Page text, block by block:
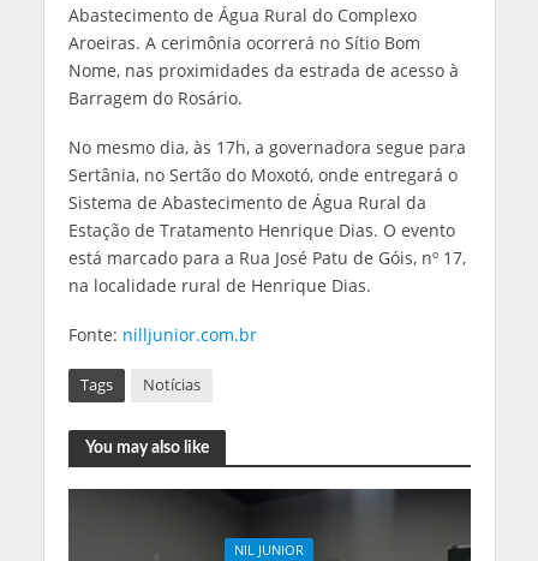
Abastecimento de Água Rural do Complexo
Aroeiras. A cerimônia ocorrerá no Sítio Bom
Nome, nas proximidades da estrada de acesso à
Barragem do Rosário.
No mesmo dia, às 17h, a governadora segue para
Sertânia, no Sertão do Moxotó, onde entregará o
Sistema de Abastecimento de Água Rural da
Estação de Tratamento Henrique Dias. O evento
está marcado para a Rua José Patu de Góis, nº 17,
na localidade rural de Henrique Dias.
Fonte: nilljunior.com.br
Tags Notícias
You may also like
NIL JUNIOR